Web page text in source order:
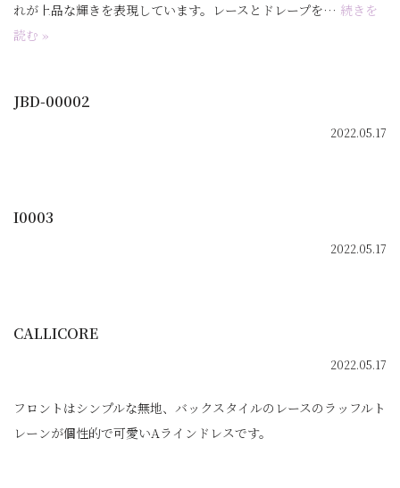
れが上品な輝きを表現しています。レースとドレープを… 続きを
読む »
JBD-00002
2022.05.17
I0003
2022.05.17
CALLICORE
2022.05.17
フロントはシンプルな無地、バックスタイルのレースのラッフルト
レーンが個性的で可愛いAラインドレスです。